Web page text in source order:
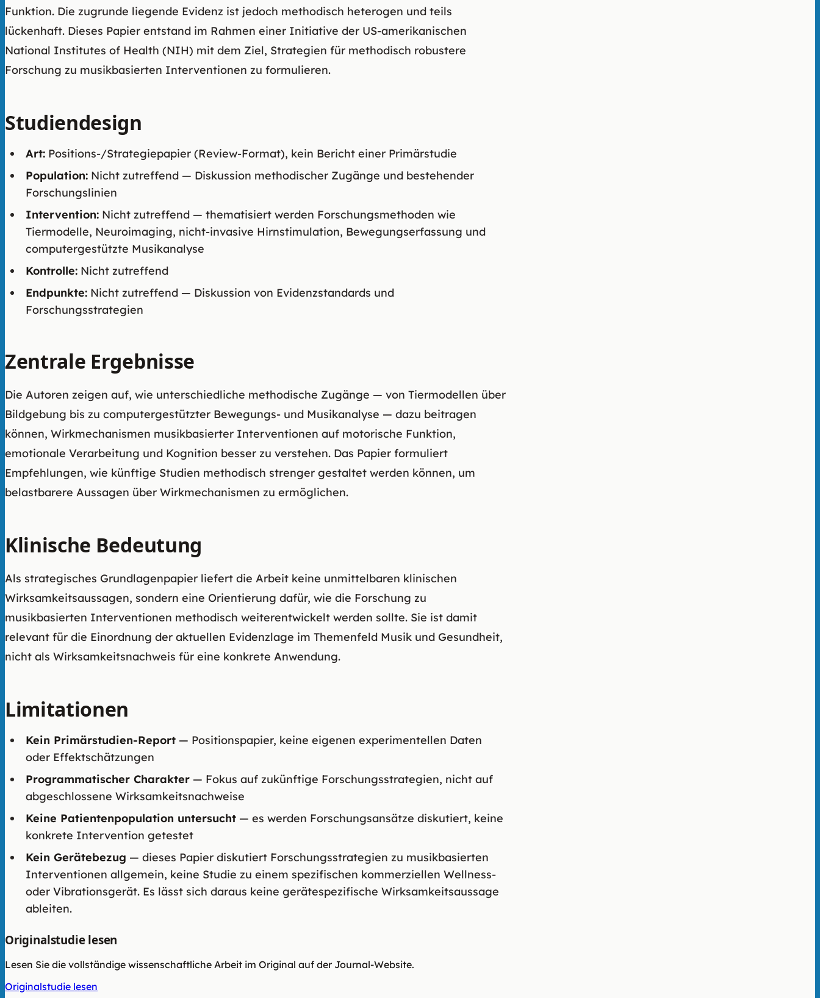
Funktion. Die zugrunde liegende Evidenz ist jedoch methodisch heterogen und teils
lückenhaft. Dieses Papier entstand im Rahmen einer Initiative der US-amerikanischen
National Institutes of Health (NIH) mit dem Ziel, Strategien für methodisch robustere
Forschung zu musikbasierten Interventionen zu formulieren.
Studiendesign
Art: Positions-/Strategiepapier (Review-Format), kein Bericht einer Primärstudie
Population: Nicht zutreffend — Diskussion methodischer Zugänge und bestehender
Forschungslinien
Intervention: Nicht zutreffend — thematisiert werden Forschungsmethoden wie
Tiermodelle, Neuroimaging, nicht-invasive Hirnstimulation, Bewegungserfassung und
computergestützte Musikanalyse
Kontrolle: Nicht zutreffend
Endpunkte: Nicht zutreffend — Diskussion von Evidenzstandards und
Forschungsstrategien
Zentrale Ergebnisse
Die Autoren zeigen auf, wie unterschiedliche methodische Zugänge — von Tiermodellen über
Bildgebung bis zu computergestützter Bewegungs- und Musikanalyse — dazu beitragen
können, Wirkmechanismen musikbasierter Interventionen auf motorische Funktion,
emotionale Verarbeitung und Kognition besser zu verstehen. Das Papier formuliert
Empfehlungen, wie künftige Studien methodisch strenger gestaltet werden können, um
belastbarere Aussagen über Wirkmechanismen zu ermöglichen.
Klinische Bedeutung
Als strategisches Grundlagenpapier liefert die Arbeit keine unmittelbaren klinischen
Wirksamkeitsaussagen, sondern eine Orientierung dafür, wie die Forschung zu
musikbasierten Interventionen methodisch weiterentwickelt werden sollte. Sie ist damit
relevant für die Einordnung der aktuellen Evidenzlage im Themenfeld Musik und Gesundheit,
nicht als Wirksamkeitsnachweis für eine konkrete Anwendung.
Limitationen
Kein Primärstudien-Report — Positionspapier, keine eigenen experimentellen Daten
oder Effektschätzungen
Programmatischer Charakter — Fokus auf zukünftige Forschungsstrategien, nicht auf
abgeschlossene Wirksamkeitsnachweise
Keine Patientenpopulation untersucht — es werden Forschungsansätze diskutiert, keine
konkrete Intervention getestet
Kein Gerätebezug — dieses Papier diskutiert Forschungsstrategien zu musikbasierten
Interventionen allgemein, keine Studie zu einem spezifischen kommerziellen Wellness-
oder Vibrationsgerät. Es lässt sich daraus keine gerätespezifische Wirksamkeitsaussage
ableiten.
Originalstudie lesen
Lesen Sie die vollständige wissenschaftliche Arbeit im Original auf der Journal-Website.
Originalstudie lesen